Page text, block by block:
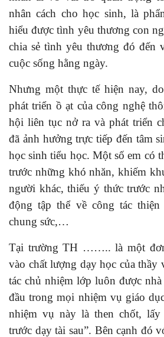
nhân cách cho học sinh, là
hiểu được tình yêu thương con
chia sẻ tình yêu thương đó đến
cuộc sống hằng ngày.
Nhưng một thực tế hiện nay,
phát triển ồ ạt của công nghệ
hội liên tục nở ra và phát triển
đã ảnh hưởng trực tiếp đến tâm
học sinh tiểu học. Một số em có
trước những khó nhăn, khiếm
người khác, thiếu ý thức trước
động tập thể về công tác
chung sức,…
Tại trường TH …….. là một
vào chất lượng dạy học của thầy
tác chủ nhiệm lớp luôn được
đầu trong mọi nhiệm vụ giáo
nhiệm vụ này là then chốt,
trước dạy tài sau”. Bên cạnh đó